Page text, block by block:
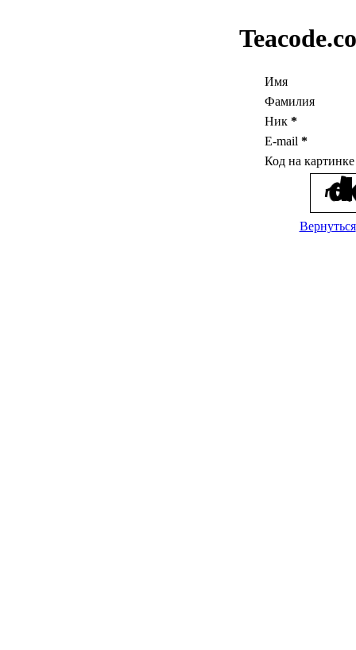
Имя
Фамилия
Ник *
E-mail *
Код на
Вернуться